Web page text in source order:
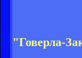
"Говерла-